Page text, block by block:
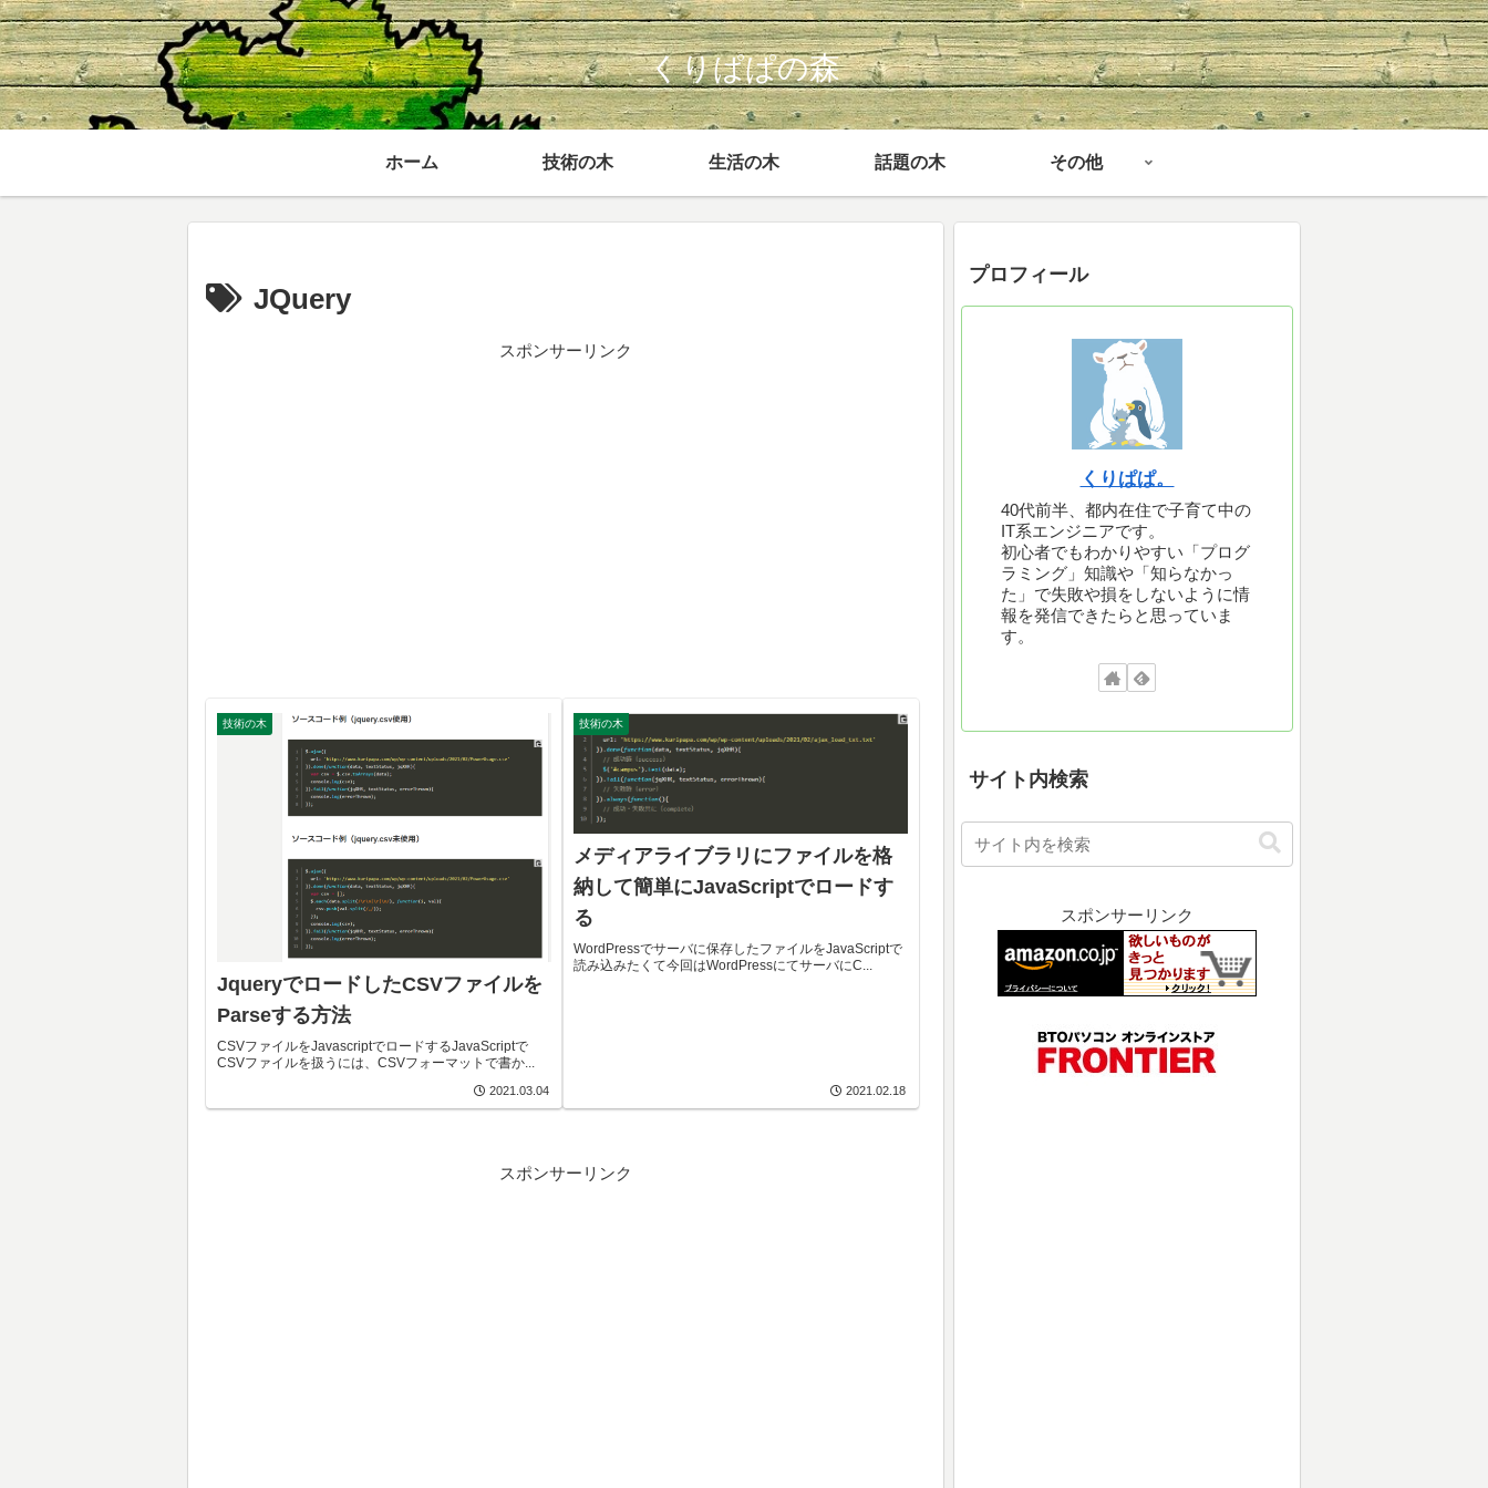
くりぱぱの森
ホーム 技術の木 生活の木 話題の木 その他
JQuery
スポンサーリンク
技術の木
JqueryでロードしたCSVファイルを
Parseする方法
CSVファイルをJavascriptでロードするJavaScriptで
CSVファイルを扱うには、CSVフォーマットで書か...
2021.03.04
技術の木
メディアライブラリにファイルを格
納して簡単にJavaScriptでロードす
る
WordPressでサーバに保存したファイルをJavaScriptで
読み込みたくて今回はWordPressにてサーバにC...
2021.02.18
スポンサーリンク
プロフィール
くりぱぱ。
40代前半、都内在住で子育て中の
IT系エンジニアです。
初心者でもわかりやすい「プログ
ラミング」知識や「知らなかっ
た」で失敗や損をしないように情
報を発信できたらと思っていま
す。
サイト内検索
スポンサーリンク